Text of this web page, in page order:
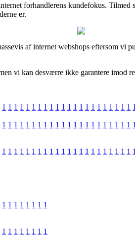
forhandlerens kundefokus. Tilmed
er.
af internet webshops eftersom
vi kan desværre ikke garantere imod
1 1 1 1 1 1 1 1 1 1 1 1 1 1 1 1 1 1 1 1 1 1 1
1 1 1 1 1 1 1 1 1 1 1 1 1 1 1 1 1 1 1 1 1 1 1
1 1 1 1 1 1 1 1 1 1 1 1 1 1 1 1 1 1 1 1 1 1 1
1 1 1 1 1 1 1 1
1 1 1 1 1 1 1 1